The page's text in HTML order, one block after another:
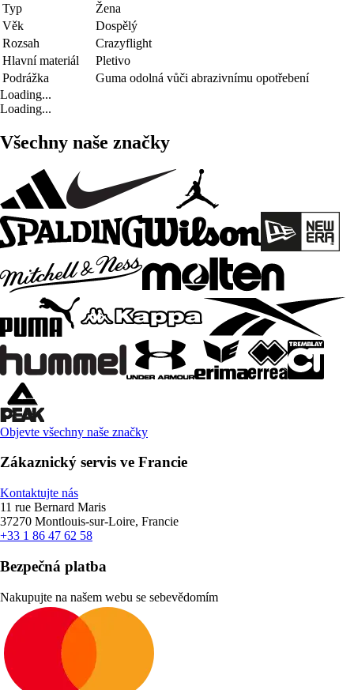
Typ
Žena
Věk
Dospělý
Rozsah
Crazyflight
Hlavní materiál
Pletivo
Podrážka
Guma odolná vůči abrazivnímu opotřebení
Loading...
Loading...
Všechny naše značky
Objevte všechny naše značky
Zákaznický servis ve Francie
Kontaktujte nás
11 rue Bernard Maris
37270 Montlouis-sur-Loire, Francie
+33 1 86 47 62 58
Bezpečná platba
Nakupujte na našem webu se sebevědomím